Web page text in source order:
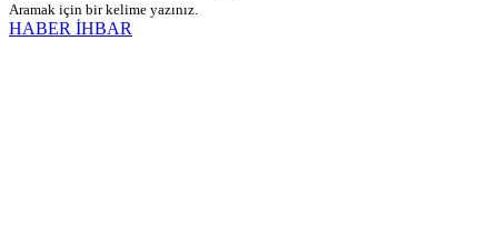
Aramak için bir kelime yazınız.
HABER İHBAR